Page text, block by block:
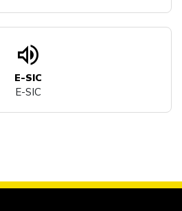
volume_up
E-SIC
E-SIC